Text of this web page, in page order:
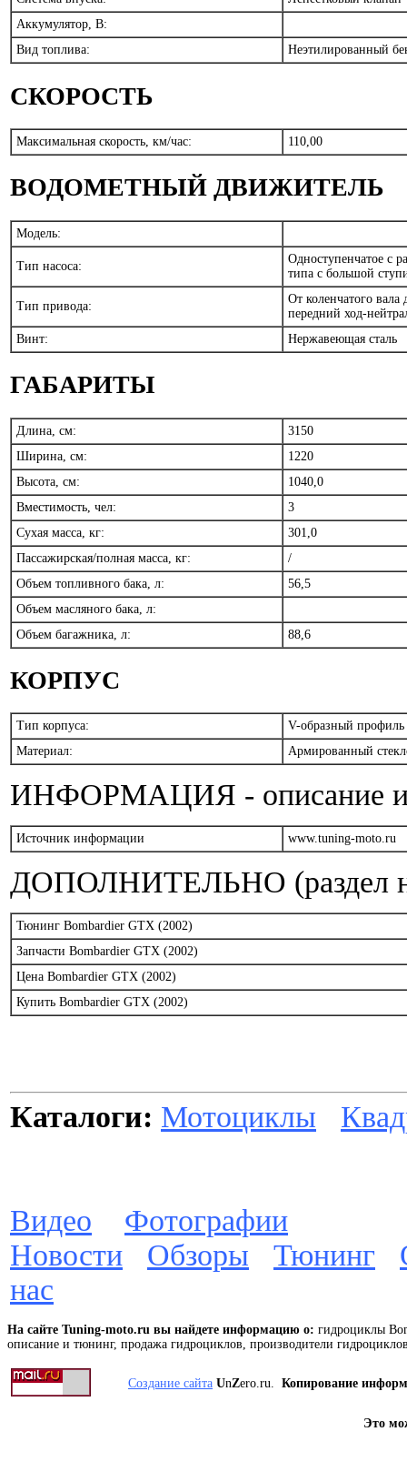
Аккумулятор, В:
Вид топлива:
Неэтилированный
СКОРОСТЬ
Максимальная скорость, км/час: 110,00
ВОДОМЕТНЫЙ ДВИЖИТЕЛЬ
Модель:
Тип насоса:
Одноступенчатое с
типа с большой
Тип привода:
От коленчатого вала
передний ход-
Винт:
Нержавеющая сталь
ГАБАРИТЫ
Длина, см:
3150
Ширина, см:
1220
Высота, см:
1040,0
Вместимость, чел:
3
Сухая масса, кг:
301,0
Пассажирская/полная масса, кг:
/
Объем топливного бака, л:
56,5
Объем масляного бака, л:
Объем багажника, л:
88,6
КОРПУС
Тип корпуса:
V-образный профиль
Материал:
Армированный
ИНФОРМАЦИЯ - описание и
Источник информации www.tuning-moto.ru
ДОПОЛНИТЕЛЬНО (раздел
Тюнинг Bombardier GTX (2002)
Запчасти Bombardier GTX (2002)
Цена Bombardier GTX (2002)
Купить Bombardier GTX (2002)
Каталоги: Мотоциклы
Видео
Фотографии
Новости
Обзоры Тюнинг
нас
На сайте Tuning-moto.ru вы найдете информацию о: гидроциклы
описание и тюнинг, продажа гидроциклов, производители
Создание сайта UnZero.ru. Копирование
Это